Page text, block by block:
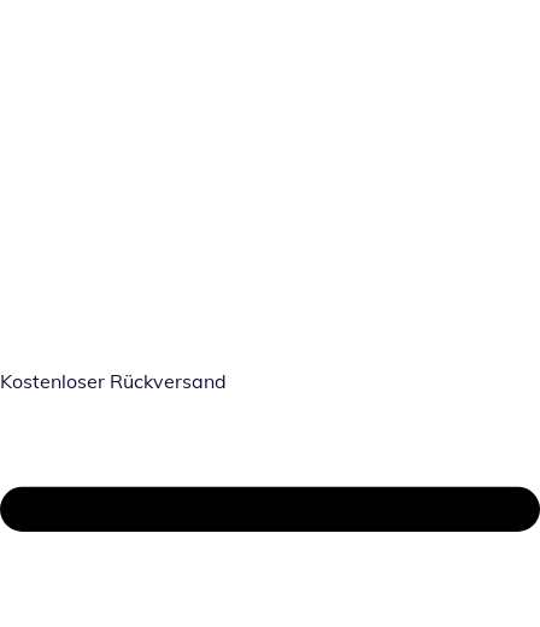
Kostenloser Rückversand